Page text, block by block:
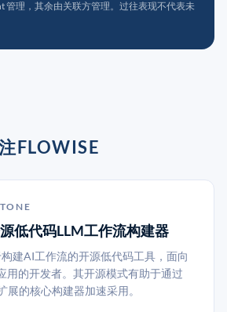
管理，其余由关联方管理。过往表现不代表未
FLOWISE
低代码LLM工作流构建器
建AI工作流的开源低代码工具，面向
用的开发者。其开源模式有助于通过
展的核心构建器加速采用。